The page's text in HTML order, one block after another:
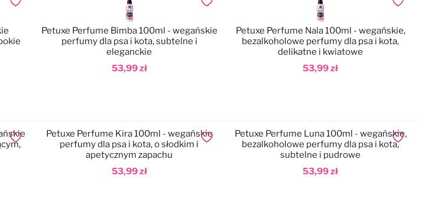
Dodaj do ulubionych
53,99 zł
Petuxe Perfume Bimba 100ml - wegańskie
perfumy dla psa i kota, subtelne i
eleganckie
Dodaj do ulubionych
53,99 zł
Petuxe Perfume Nala 100ml - wegańskie,
bezalkoholowe perfumy dla psa i kota,
delikatne i kwiatowe
Dodaj
Dodaj do ulubionych
53,99 zł
Petuxe Perfume Kira 100ml - wegańskie
perfumy dla psa i kota, o słodkim i
apetycznym zapachu
Dodaj do ulubionych
53,99 zł
Petuxe Perfume Luna 100ml - wegańskie,
bezalkoholowe perfumy dla psa i kota,
subtelne i pudrowe
Dodaj